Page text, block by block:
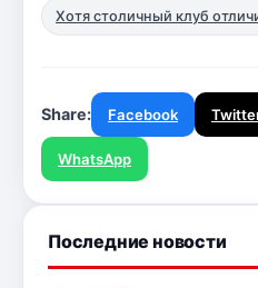
Хотя столичный клуб
Share: Facebook
WhatsApp
Последние новости